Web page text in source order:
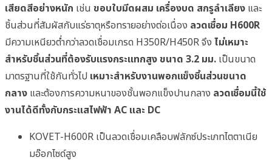
เสียดสีอย่างหนัก เช่น ขอบใบมีดผสม เครื่องบด สกรูลำเลียง และ
ชิ้นส่วนที่สัมผัสกับแร่ธาตุหรือทรายอย่างต่อเนื่อง ลวดเชื่อม H600R
มีความเหนียวต่ำกว่าลวดเชื่อมเกรด H350R/H450R จึง ไม่เหมาะ
สำหรับชิ้นส่วนที่ต้องรับแรงกระแทกสูงขนาด 3.2 มม. เป็นขนาด
มาตรฐานที่ใช้กันทั่วไป เหมาะสำหรับงานพอกแข็งชิ้นส่วนขนาด
กลาง และต้องการความหนาของชั้นพอกแข็งปานกลาง ลวดเชื่อมนี้ใช้
งานได้ดีทั้งกับกระแสไฟฟ้า AC และ DC
KOVET-H600R เป็นลวดเชื่อมเคลือบฟลักซ์ประเภทไตตาเนีย
มอ๊อกไซด์สูง